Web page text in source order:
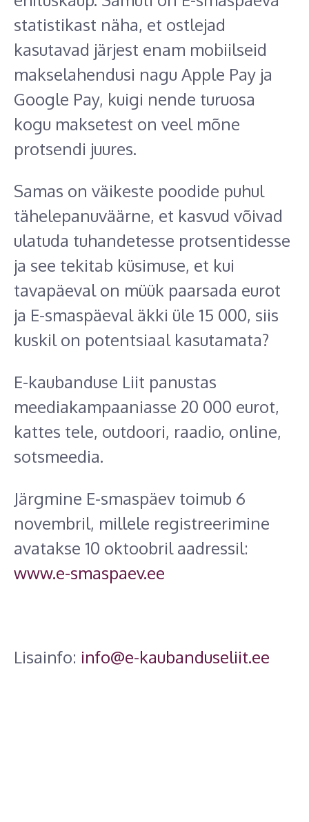
statistikast näha, et ostlejad
kasutavad järjest enam mobiilseid
makselahendusi nagu Apple Pay ja
Google Pay, kuigi nende turuosa
kogu maksetest on veel mõne
protsendi juures.
Samas on väikeste poodide puhul
tähelepanuväärne, et kasvud võivad
ulatuda tuhandetesse protsentidesse
ja see tekitab küsimuse, et kui
tavapäeval on müük paarsada eurot
ja E-smaspäeval äkki üle 15 000, siis
kuskil on potentsiaal kasutamata?
E-kaubanduse Liit panustas
meediakampaaniasse 20 000 eurot,
kattes tele, outdoori, raadio, online,
sotsmeedia.
Järgmine E-smaspäev toimub 6
novembril, millele registreerimine
avatakse 10 oktoobril aadressil:
www.e-smaspaev.ee
Lisainfo: info@e-kaubanduseliit.ee